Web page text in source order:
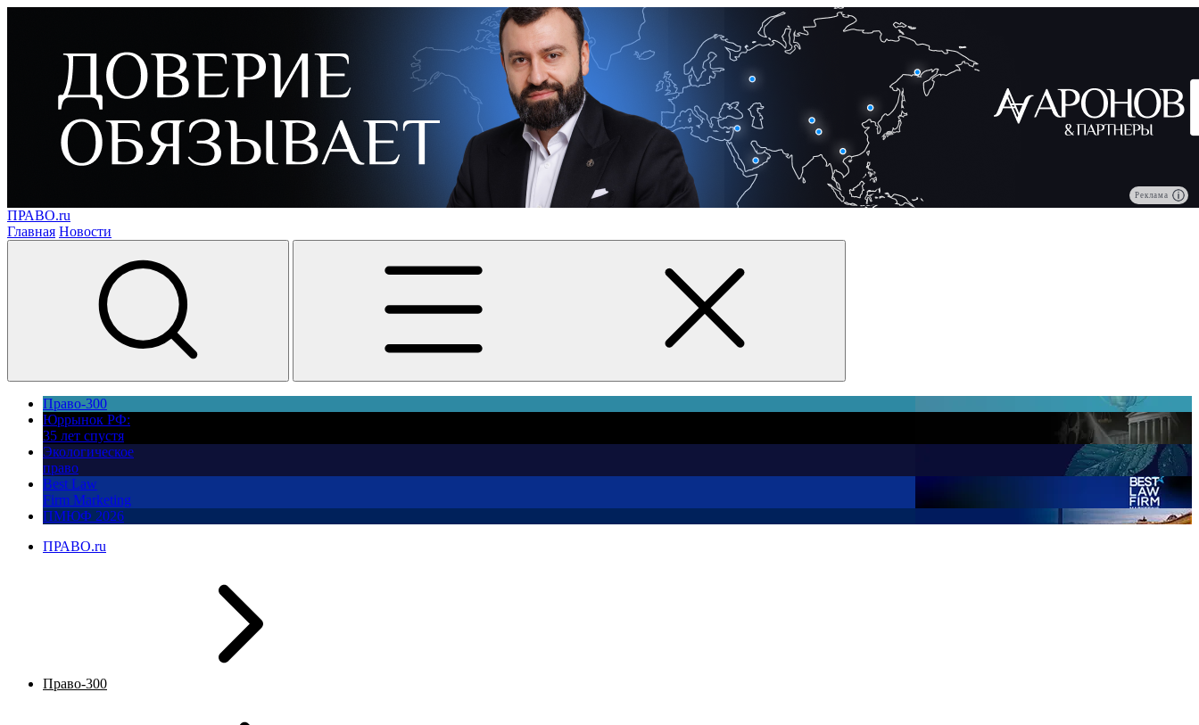
Реклама
ПРАВО.ru
Главная Новости
Право-300
Юррынок РФ:
35 лет спустя
Экологическое
право
Best Law
Firm Marketing
ПМЮФ 2026
ПРАВО.ru
Право-300